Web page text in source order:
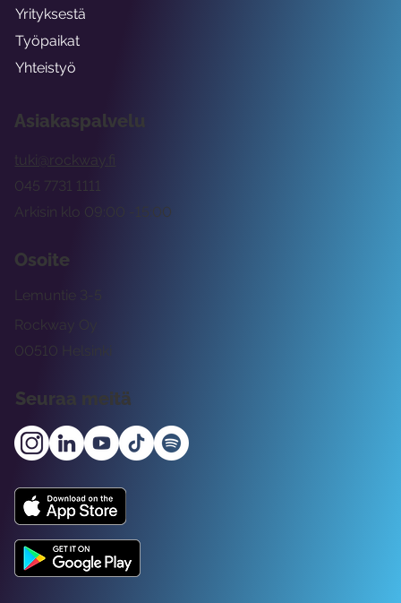
Asiakaspalvelu
tuki@rockway.fi
Arkisin klo 09:00 -15:00
045 7731 1111
Osoite
Rockway Oy
Lemuntie 3-5
00510 Helsinki
Seuraa meitä
Yrityksestä
Työpaikat
Yhteistyö